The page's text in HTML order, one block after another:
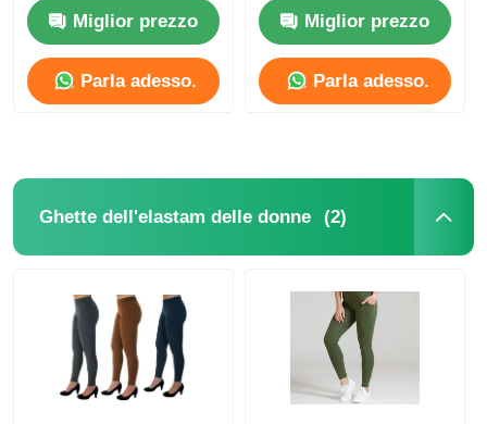
Prodotti
Giro della fabbrica
delle ghette 95% 5%
Miglior prezzo
Parla adesso.
le donne delle ghette
Miglior prezzo
Parla adesso.
Ghette dell'elastam delle donne (2)